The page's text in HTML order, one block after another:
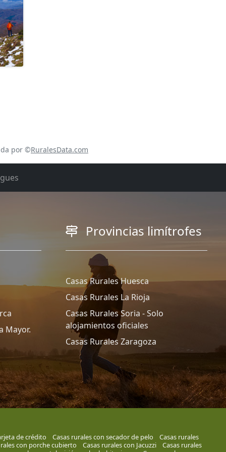
por ©RuralesData.com
Mayor.
Provincias limítrofes
Casas Rurales Huesca
Casas Rurales La Rioja
Casas Rurales Soria - Solo
alojamientos oficiales
Casas Rurales Zaragoza
de crédito Casas rurales con secador de pelo
Casas rurales
con porche cubierto
Casas rurales con Jacuzzi
Casas rurales